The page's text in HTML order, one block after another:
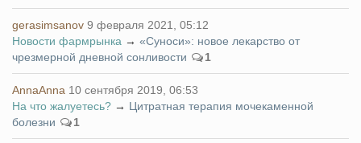
gerasimsanov 9 февраля 2021, 05:12
Новости фармрынка → «Суноси»: новое лекарство от
чрезмерной дневной сонливости
1
AnnaAnna 10 сентября 2019, 06:53
На что жалуетесь? → Цитратная терапия мочекаменной
болезни
1